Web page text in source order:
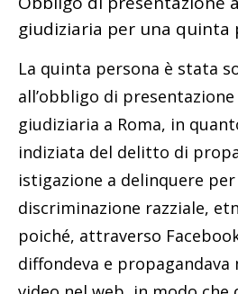
giudiziaria per una quinta
La quinta persona è stata
all’obbligo di
giudiziaria a Roma, in
indiziata del delitto di
istigazione a delinquere
discriminazione razziale,
poiché, attraverso
diffondeva e